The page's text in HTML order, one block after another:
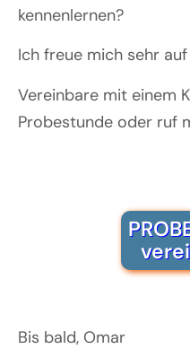
kennenlernen?
Ich freue mich sehr
Vereinbare mit einem
Probestunde oder ruf
Bis bald, Omar